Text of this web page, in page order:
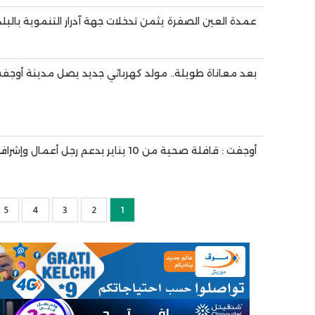
عمدة العين الصفرة يثمن تدخلات جهة آدرار التنموية
بعد معاناة طويلة.. مولد كهربائي جديد يصل مدينة
أوجفت : قافلة صحية من 10 يناير بدعم رجل أعمال وإشراف إداري رسمي
Current
page
1 الصفحة
2 الصفحة
3 الصفحة
4
5